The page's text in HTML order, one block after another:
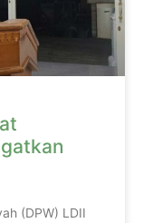
(DPW) LDII